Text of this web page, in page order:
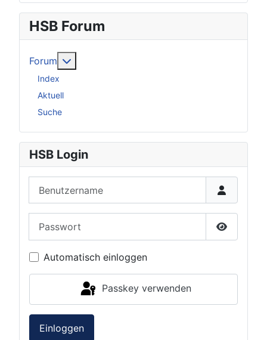
HSB Forum
Forum
Index
Aktuell
Suche
HSB Login
Passwort
Automatisch einloggen
Passkey verwenden
Einloggen